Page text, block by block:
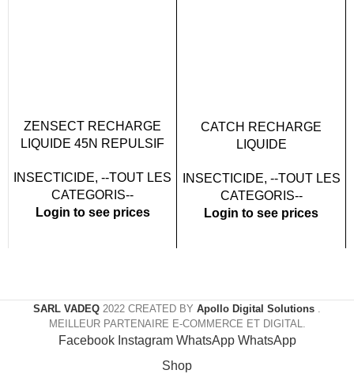
ZENSECT RECHARGE
LIQUIDE 45N REPULSIF
INSECTICIDE, --TOUT LES
CATEGORIS--
Login to see prices
CATCH RECHARGE
LIQUIDE
INODORE 45N X12
INSECTICIDE, --TOUT LES
CATEGORIS--
Login to see prices
SARL VADEQ 2022 CREATED BY Apollo Digital Solutions
MEILLEUR PARTENAIRE E-COMMERCE ET DIGITAL.
Facebook Instagram WhatsApp WhatsApp
Shop